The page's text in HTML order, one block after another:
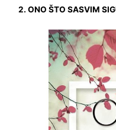
2. ONO ŠTO SASVIM